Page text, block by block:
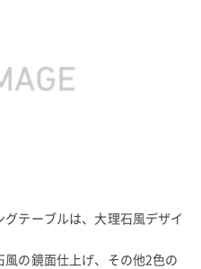
テーブルは、大理石風デザイ
の鏡面仕上げ、その他2色の